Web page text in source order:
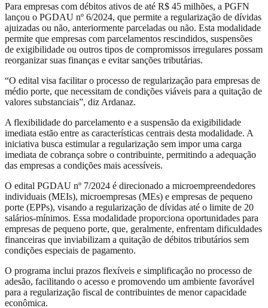
Para empresas com débitos ativos de até R$ 45 milhões, a PGFN
lançou o PGDAU nº 6/2024, que permite a regularização de dívidas
ajuizadas ou não, anteriormente parceladas ou não. Esta modalidade
permite que empresas com parcelamentos rescindidos, suspensões
de exigibilidade ou outros tipos de compromissos irregulares possam
reorganizar suas finanças e evitar sanções tributárias.
“O edital visa facilitar o processo de regularização para empresas de
médio porte, que necessitam de condições viáveis para a quitação de
valores substanciais”, diz Ardanaz.
A flexibilidade do parcelamento e a suspensão da exigibilidade
imediata estão entre as características centrais desta modalidade. A
iniciativa busca estimular a regularização sem impor uma carga
imediata de cobrança sobre o contribuinte, permitindo a adequação
das empresas a condições mais acessíveis.
O edital PGDAU nº 7/2024 é direcionado a microempreendedores
individuais (MEIs), microempresas (MEs) e empresas de pequeno
porte (EPPs), visando a regularização de dívidas até o limite de 20
salários-mínimos. Essa modalidade proporciona oportunidades para
empresas de pequeno porte, que, geralmente, enfrentam dificuldades
financeiras que inviabilizam a quitação de débitos tributários sem
condições especiais de pagamento.
O programa inclui prazos flexíveis e simplificação no processo de
adesão, facilitando o acesso e promovendo um ambiente favorável
para a regularização fiscal de contribuintes de menor capacidade
econômica.